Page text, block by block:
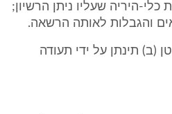
היריה שעליו ניתן הרשיון;
והגבלות לאותה הרשאה.
(ב) תינתן על ידי תעודה